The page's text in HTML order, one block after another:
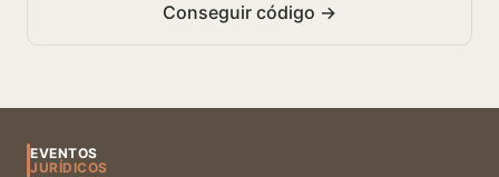
Conseguir código →
EVENTOS
JURÍDICOS